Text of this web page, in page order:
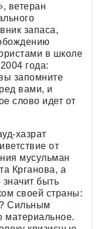
ветеран
запаса,
в школе
года:
запомните
вами, и
слово идет от
хазрат
от
мусульман
Крганова, а
быть
своей страны:
Сильным
материальное.